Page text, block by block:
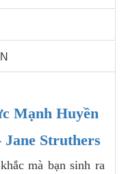
Mạnh Huyền
Struthers
mà bạn sinh ra